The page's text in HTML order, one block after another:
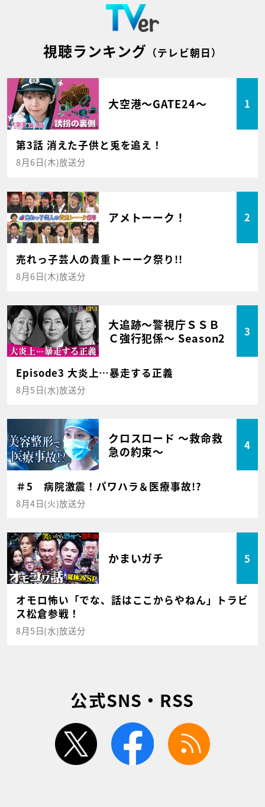
視聴ランキング （テレビ朝日）
大空港～GATE24～ 1
第3話 消えた子供と兎を追え！
8月6日(木)放送分
アメトーーク！ 2
売れっ子芸人の貴重トーーク祭り!!
8月6日(木)放送分
大追跡～警視庁ＳＳＢ
Ｃ強行犯係～ Season2
3
Episode3 大炎上…暴走する正義
8月5日(水)放送分
クロスロード ～救命救
急の約束～
4
＃5 病院激震！パワハラ＆医療事故!?
8月4日(火)放送分
かまいガチ 5
オモロ怖い「でな、話はここからやねん」トラビ
ス松倉参戦！
8月5日(水)放送分
公式SNS・RSS
twitter facebook